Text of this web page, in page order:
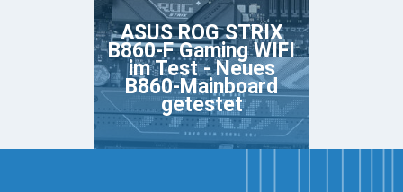
ASUS ROG STRIX
B860-F Gaming WIFI
im Test - Neues
B860-Mainboard
getestet